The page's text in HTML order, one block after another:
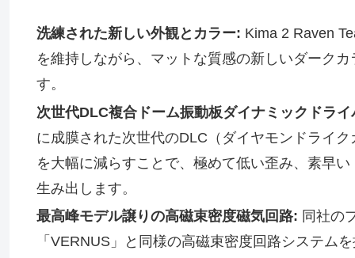
洗練された新しい外観とカラー: Kima 2 Raven
を維持しながら、マットな質感の新しいダーク
す。
次世代DLC複合ドーム振動板ダイナミックドライ
に成膜された次世代のDLC（ダイヤモンドライ
を大幅に減らすことで、極めて低い歪み、素早
生み出します。
最高峰モデル譲りの高磁束密度磁気回路: 同社の
「VERNUS」と同様の高磁束密度回路システム